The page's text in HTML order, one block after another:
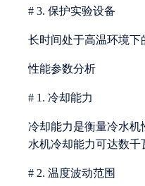
# 3. 保护实验设备
长时间处于高温环境下
性能参数分析
# 1. 冷却能力
冷却能力是衡量冷水
水机冷却能力可达数千
# 2. 温度波动范围